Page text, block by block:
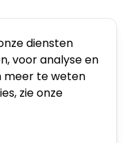
diensten
voor analyse en
meer te weten
zie onze
Leasen,
of Kopen?